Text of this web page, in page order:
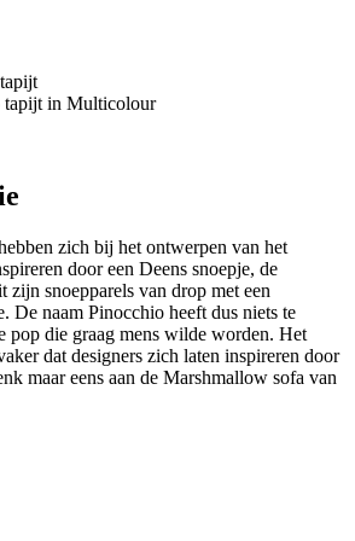
tapijt in Multicolour
zich bij het ontwerpen van het
door een Deens snoepje, de
zijn snoepparels van drop met een
De naam Pinocchio heeft dus niets te
pop die graag mens wilde worden. Het
dat designers zich laten inspireren door
maar eens aan de Marshmallow sofa van